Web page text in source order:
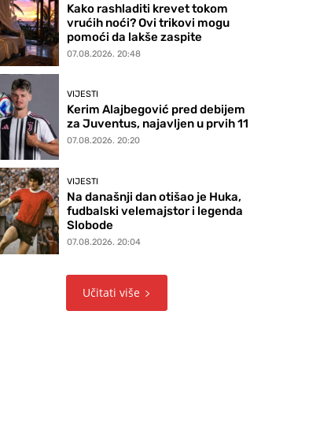
Kako rashladiti krevet tokom
vrućih noći? Ovi trikovi mogu
pomoći da lakše zaspite
07.08.2026. 20:48
VIJESTI
Kerim Alajbegović pred debijem
za Juventus, najavljen u prvih 11
07.08.2026. 20:20
VIJESTI
Na današnji dan otišao je Huka,
fudbalski velemajstor i legenda
Slobode
07.08.2026. 20:04
Učitati više